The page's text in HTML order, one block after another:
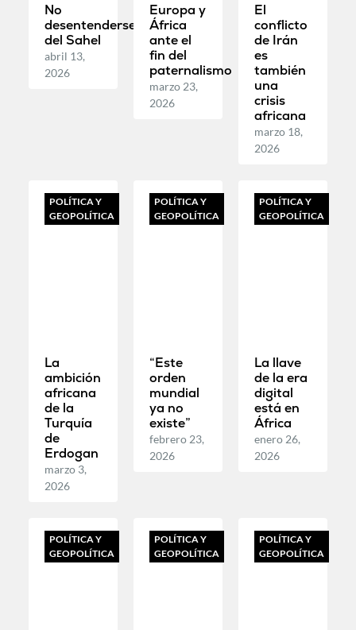
No
desentenderse
del Sahel
abril 13,
2026
Europa y
África
ante el
fin del
paternalismo
marzo 23,
2026
El
conflicto
de Irán
es
también
una
crisis
africana
marzo 18,
2026
POLÍTICA Y
GEOPOLÍTICA
La
ambición
africana
de la
Turquía
de
Erdogan
marzo 3,
2026
POLÍTICA Y
GEOPOLÍTICA
“Este
orden
mundial
ya no
existe”
febrero 23,
2026
POLÍTICA Y
GEOPOLÍTICA
La llave
de la era
digital
está en
África
enero 26,
2026
POLÍTICA Y
GEOPOLÍTICA
POLÍTICA Y
GEOPOLÍTICA
POLÍTICA Y
GEOPOLÍTICA